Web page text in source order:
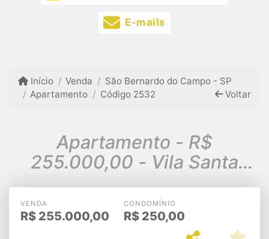
E-mails
Início Venda
São Bernardo do Campo - SP
Apartamento
Código 2532 Voltar
Apartamento - R$
255.000,00 - Vila Santa
Luzia - São Bernardo do
Campo
VENDA
R$ 255.000,00
CONDOMÍNIO
R$ 250,00